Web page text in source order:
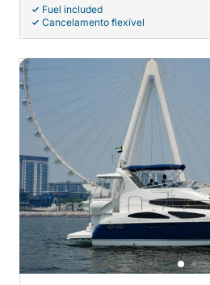
Fuel included
Cancelamento flexível